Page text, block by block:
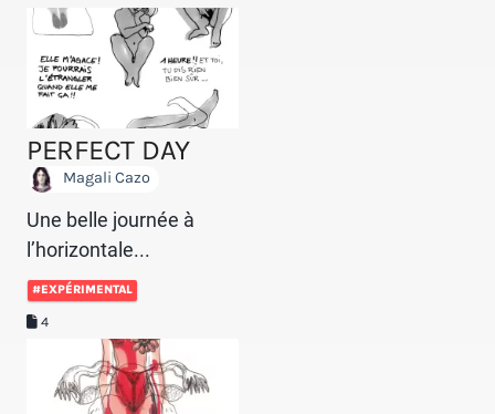
PERFECT DAY
Magali Cazo
Une belle journée à
l’horizontale...
#EXPÉRIMENTAL
4